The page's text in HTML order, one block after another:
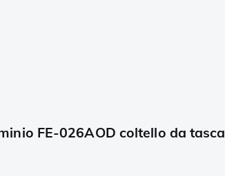
FE-026AOD coltello da tasca